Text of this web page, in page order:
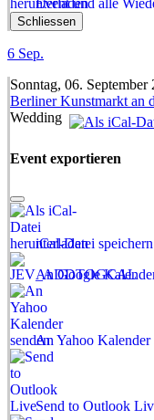
Event und alle
Schliessen
6 Sep.
Sonntag, 06. September
Berliner Kunstmarkt an
Wedding
Event exportieren
iCal-Datei speichern
An Google
An Yahoo Kalender
Send to Outlook